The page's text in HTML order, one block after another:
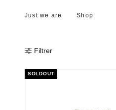
Just we are Shop
Filtrer
SOLDOUT